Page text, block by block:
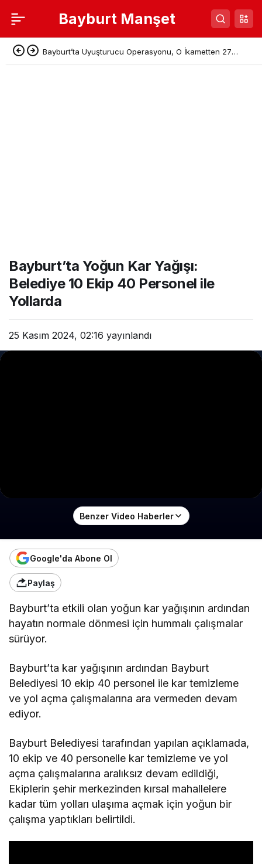
Bayburt Manşet
Bayburt’ta Uyuşturucu Operasyonu, O İkametten 27
Bayburt’ta Yoğun Kar Yağışı:
Belediye 10 Ekip 40 Personel ile
Yollarda
25 Kasım 2024, 02:16 yayınlandı
Benzer Video Haberler
Google'da Abone Ol
Paylaş
Bayburt’ta etkili olan yoğun kar yağışının ardından
hayatın normale dönmesi için hummalı çalışmalar
sürüyor.
Bayburt’ta kar yağışının ardından Bayburt
Belediyesi 10 ekip 40 personel ile kar temizleme
ve yol açma çalışmalarına ara vermeden devam
ediyor.
Bayburt Belediyesi tarafından yapılan açıklamada,
10 ekip ve 40 personelle kar temizleme ve yol
açma çalışmalarına aralıksız devam edildiği,
Ekiplerin şehir merkezinden kırsal mahallelere
kadar tüm yolları ulaşıma açmak için yoğun bir
çalışma yaptıkları belirtildi.